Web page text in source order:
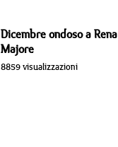
Dicembre ondoso a Rena
Majore
8859 visualizzazioni